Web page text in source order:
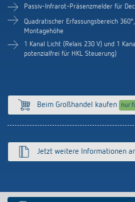
Referenzen
HEMS
Engagement
Design
Historie
Vertrieb Weltweit
Ansprechpartner OEM
Passiv-Infrarot-Präsenzmelder für
Quadratischer Erfassungsbereich
Montagehöhe
1 Kanal Licht (Relais 230 V) und 1
potenzialfrei für HKL Steuerung)
Beim Großhandel kaufen nur
Jetzt weitere Informationen